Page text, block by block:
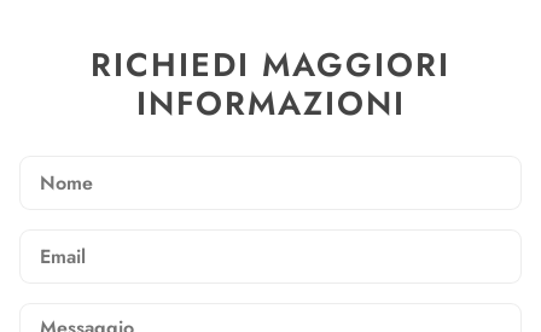
RICHIEDI MAGGIORI
INFORMAZIONI
Nome
Email
Messaggio